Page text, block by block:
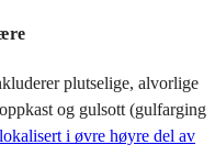
plutselige, alvorlige
og gulsott (gulfarging
i øvre høyre del av